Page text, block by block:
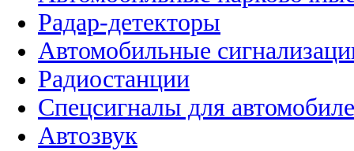
Радар-детекторы
Автомобильные
Радиостанции
Спецсигналы для
Автозвук